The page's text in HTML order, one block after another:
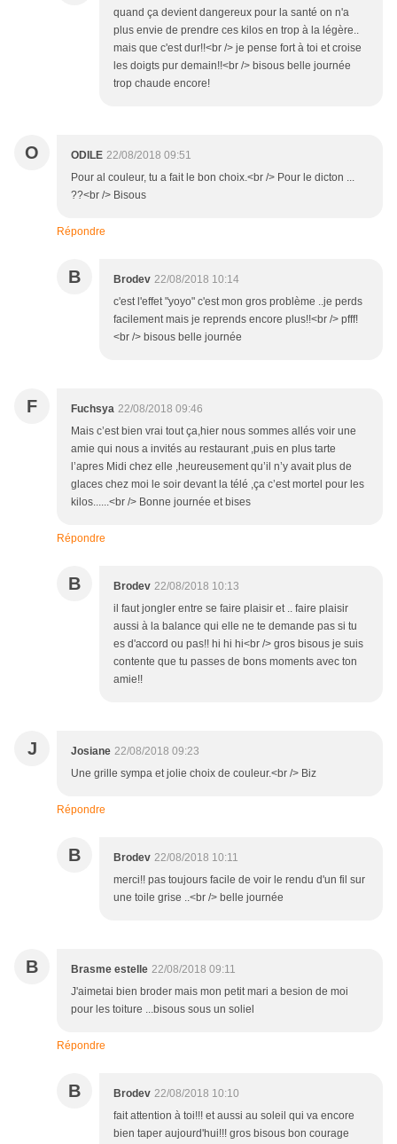
quand ça devient dangereux pour la santé on n'a
plus envie de prendre ces kilos en trop à la légère..
mais que c'est dur!!<br /> je pense fort à toi et croise
les doigts pur demain!!<br /> bisous belle journée
trop chaude encore!
O ODILE 22/08/2018 09:51
Pour al couleur, tu a fait le bon choix.<br /> Pour le dicton ...
??<br /> Bisous
Répondre
B Brodev 22/08/2018 10:14
c'est l'effet "yoyo" c'est mon gros problème ..je perds
facilement mais je reprends encore plus!!<br /> pfff!
<br /> bisous belle journée
F Fuchsya 22/08/2018 09:46
Mais c’est bien vrai tout ça,hier nous sommes allés voir une
amie qui nous a invités au restaurant ,puis en plus tarte
l’apres Midi chez elle ,heureusement qu’il n’y avait plus de
glaces chez moi le soir devant la télé ,ça c’est mortel pour les
kilos......<br /> Bonne journée et bises
Répondre
B Brodev 22/08/2018 10:13
il faut jongler entre se faire plaisir et .. faire plaisir
aussi à la balance qui elle ne te demande pas si tu
es d'accord ou pas!! hi hi hi<br /> gros bisous je suis
contente que tu passes de bons moments avec ton
amie!!
J Josiane 22/08/2018 09:23
Une grille sympa et jolie choix de couleur.<br /> Biz
Répondre
B Brodev 22/08/2018 10:11
merci!! pas toujours facile de voir le rendu d'un fil sur
une toile grise ..<br /> belle journée
B Brasme estelle 22/08/2018 09:11
J'aimetai bien broder mais mon petit mari a besion de moi
pour les toiture ...bisous sous un soliel
Répondre
B Brodev 22/08/2018 10:10
fait attention à toi!!! et aussi au soleil qui va encore
bien taper aujourd'hui!!! gros bisous bon courage